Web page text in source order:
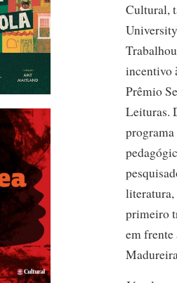
Cultural,
incentivo
Prêmio
Leituras.
literatura,
primeiro
em frente